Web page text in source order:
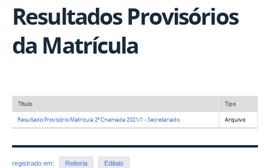
Resultados Provisórios
da Matrícula
Título Tipo
Resultado Provisório Matrícula 2ª Chamada 2021/1 - Secretariado Arquivo
registrado em: Reitoria Editais